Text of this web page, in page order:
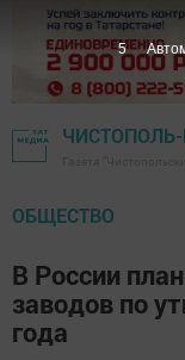
ОБЩЕСТВО
В России
заводов по
года
4